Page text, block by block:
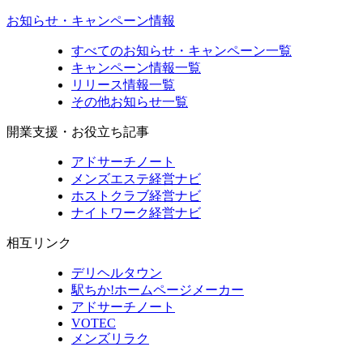
お知らせ・キャンペーン情報
すべてのお知らせ・キャンペーン一覧
キャンペーン情報一覧
リリース情報一覧
その他お知らせ一覧
開業支援・お役立ち記事
アドサーチノート
メンズエステ経営ナビ
ホストクラブ経営ナビ
ナイトワーク経営ナビ
相互リンク
デリヘルタウン
駅ちか!ホームページメーカー
アドサーチノート
VOTEC
メンズリラク